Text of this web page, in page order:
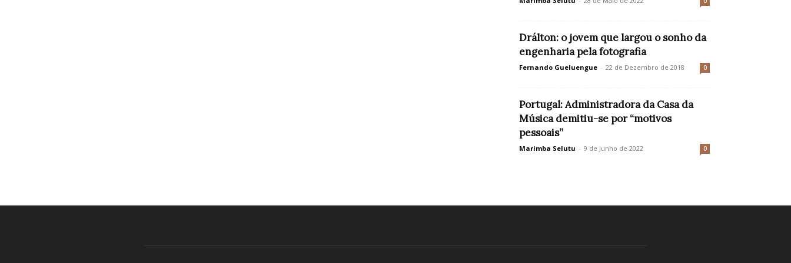
Drálton: o jovem que largou o sonho da
engenharia pela fotografia
Fernando Gueluengue - 22 de Dezembro de 2018 0
Portugal: Administradora da Casa da
Música demitiu-se por “motivos
pessoais”
Marimba Selutu - 9 de Junho de 2022 0